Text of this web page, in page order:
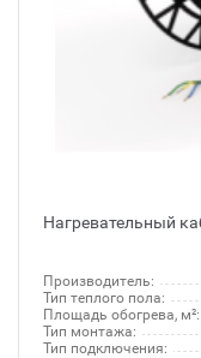
Нагревательный
Производитель:
Тип теплого пола:
Площадь обогрева, м²:
Тип монтажа:
Тип подключения: